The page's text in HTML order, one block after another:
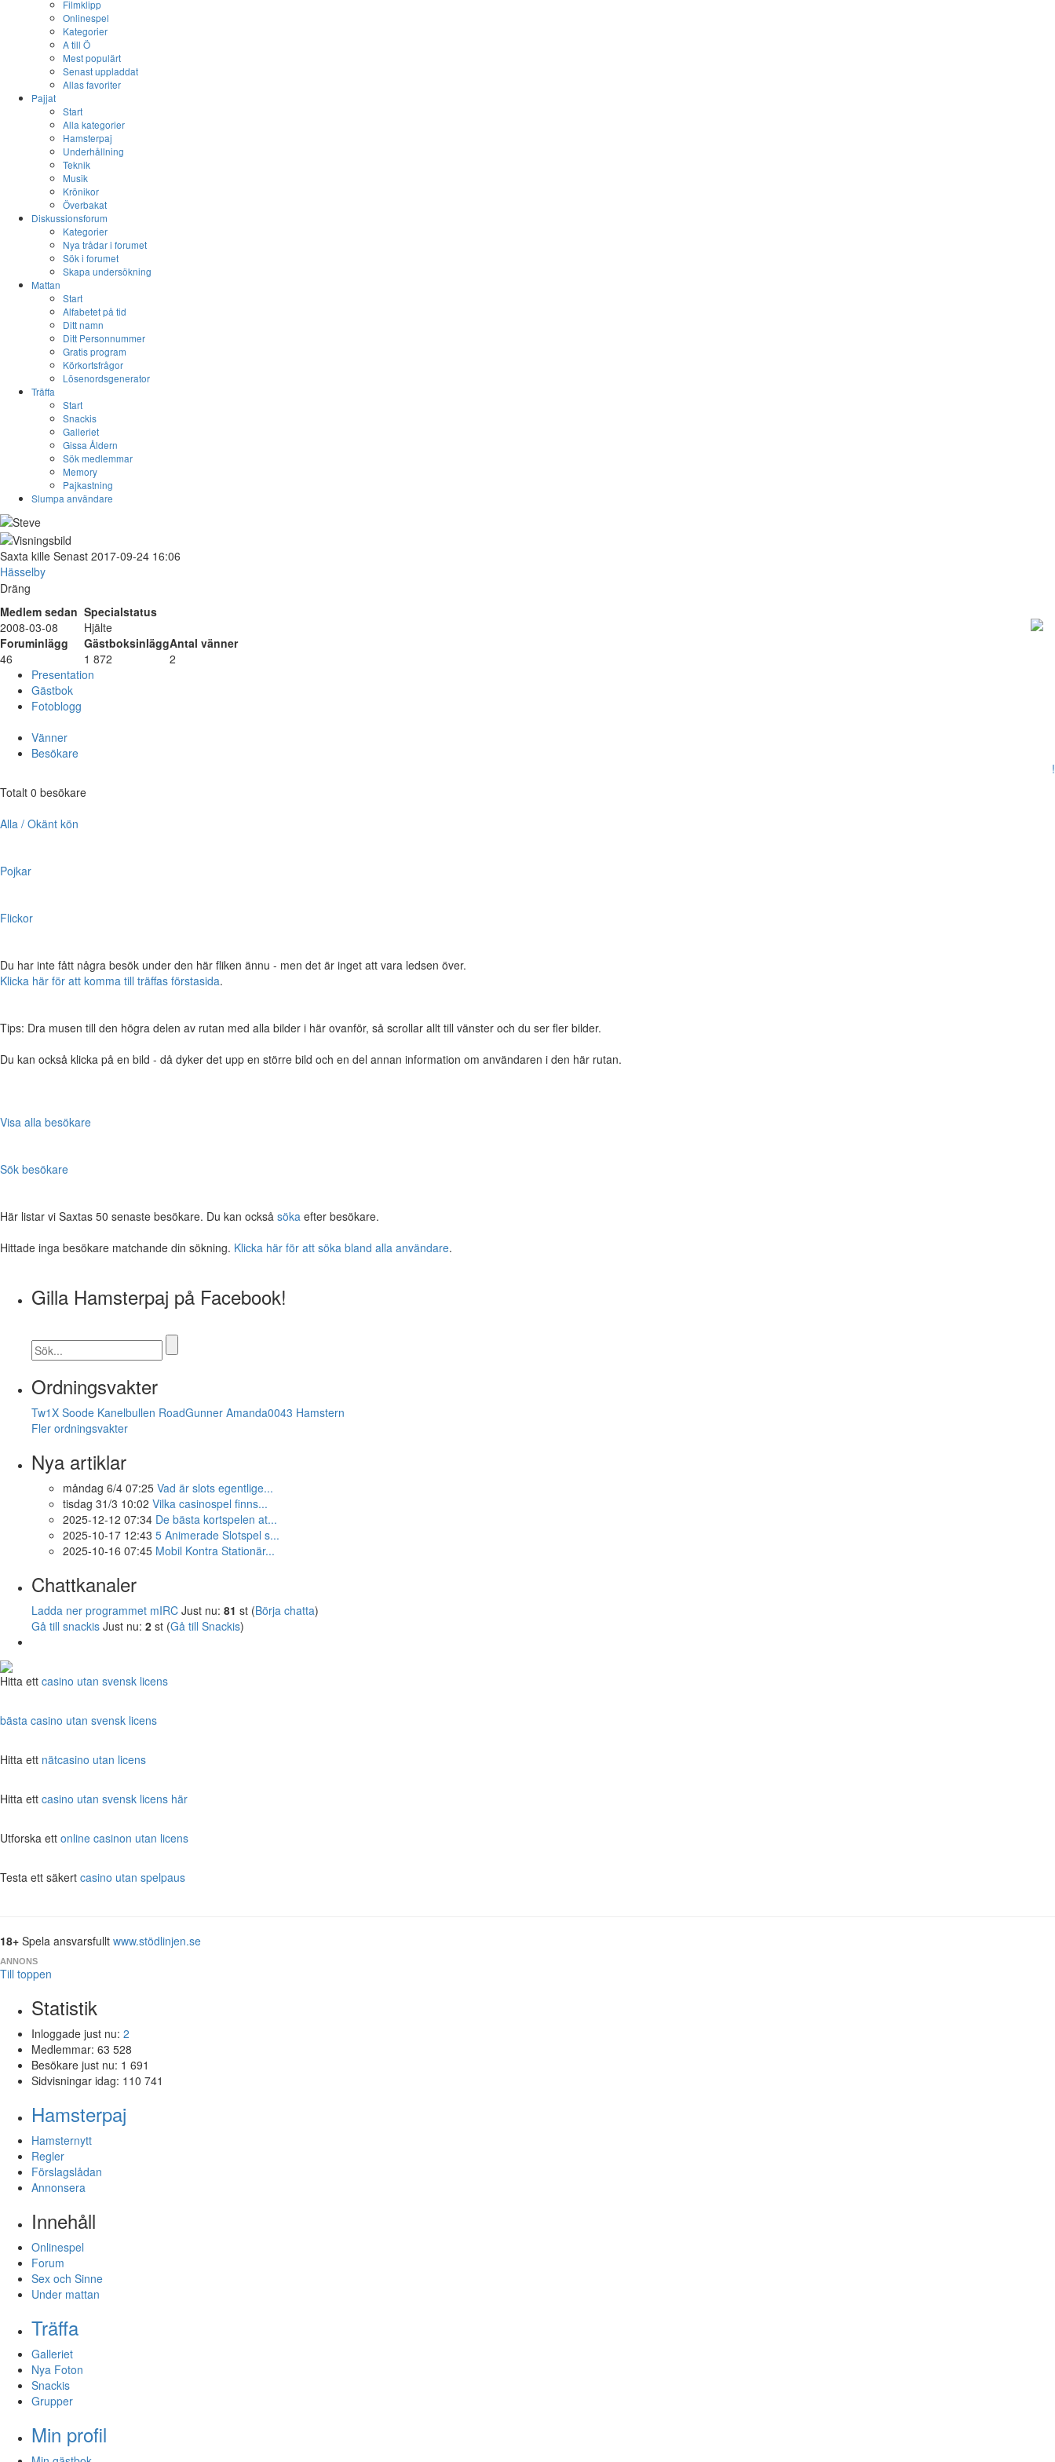
Filmklipp
Onlinespel
Kategorier
A till Ö
Mest populärt
Senast uppladdat
Allas favoriter
Pajjat
Start
Alla kategorier
Hamsterpaj
Underhållning
Teknik
Musik
Krönikor
Överbakat
Diskussionsforum
Kategorier
Nya trådar i forumet
Sök i forumet
Skapa undersökning
Mattan
Start
Alfabetet på tid
Ditt namn
Ditt Personnummer
Gratis program
Körkortsfrågor
Lösenordsgenerator
Träffa
Start
Snackis
Galleriet
Gissa Åldern
Sök medlemmar
Memory
Pajkastning
Slumpa användare
Saxta kille Senast 2017-09-24 16:06
Hässelby
Dräng
Medlem sedan Specialstatus
2008-03-08
Hjälte
Foruminlägg
GästboksinläggAntal vänner
46
1 872
2
Presentation
Gästbok
Fotoblogg
Vänner
Besökare
!
Totalt 0 besökare
Alla / Okänt kön
Pojkar
Flickor
Du har inte fått några besök under den här fliken ännu - men det är inget att vara ledsen över.
Klicka här för att komma till träffas förstasida.
Tips: Dra musen till den högra delen av rutan med alla bilder i här ovanför, så scrollar allt till vänster och du ser fler bilder.
Du kan också klicka på en bild - då dyker det upp en större bild och en del annan information om användaren i den här rutan.
Visa alla besökare
Sök besökare
Här listar vi Saxtas 50 senaste besökare. Du kan också söka efter besökare.
Hittade inga besökare matchande din sökning. Klicka här för att söka bland alla användare.
Gilla Hamsterpaj på Facebook!
Ordningsvakter
Tw1X Soode Kanelbullen RoadGunner Amanda0043 Hamstern
Fler ordningsvakter
Nya artiklar
måndag 6/4 07:25 Vad är slots egentlige...
tisdag 31/3 10:02 Vilka casinospel finns...
2025-12-12 07:34 De bästa kortspelen at...
2025-10-17 12:43 5 Animerade Slotspel s...
2025-10-16 07:45 Mobil Kontra Stationär...
Chattkanaler
Ladda ner programmet mIRC Just nu: 81 st (Börja chatta)
Gå till snackis Just nu: 2 st (Gå till Snackis)
Hitta ett casino utan svensk licens
bästa casino utan svensk licens
Hitta ett nätcasino utan licens
Hitta ett casino utan svensk licens här
Utforska ett online casinon utan licens
Testa ett säkert casino utan spelpaus
18+ Spela ansvarsfullt www.stödlinjen.se
ANNONS
Till toppen
Statistik
Inloggade just nu: 2
Medlemmar: 63 528
Besökare just nu: 1 691
Sidvisningar idag: 110 741
Hamsterpaj
Hamsternytt
Regler
Förslagslådan
Annonsera
Innehåll
Onlinespel
Forum
Sex och Sinne
Under mattan
Träffa
Galleriet
Nya Foton
Snackis
Grupper
Min profil